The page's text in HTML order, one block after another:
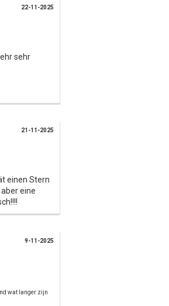
sehr
22-11-2025
einen Stern
eine
21-11-2025
wat langer zijn
9-11-2025